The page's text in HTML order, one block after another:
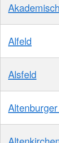
Alfeld
Alsfeld